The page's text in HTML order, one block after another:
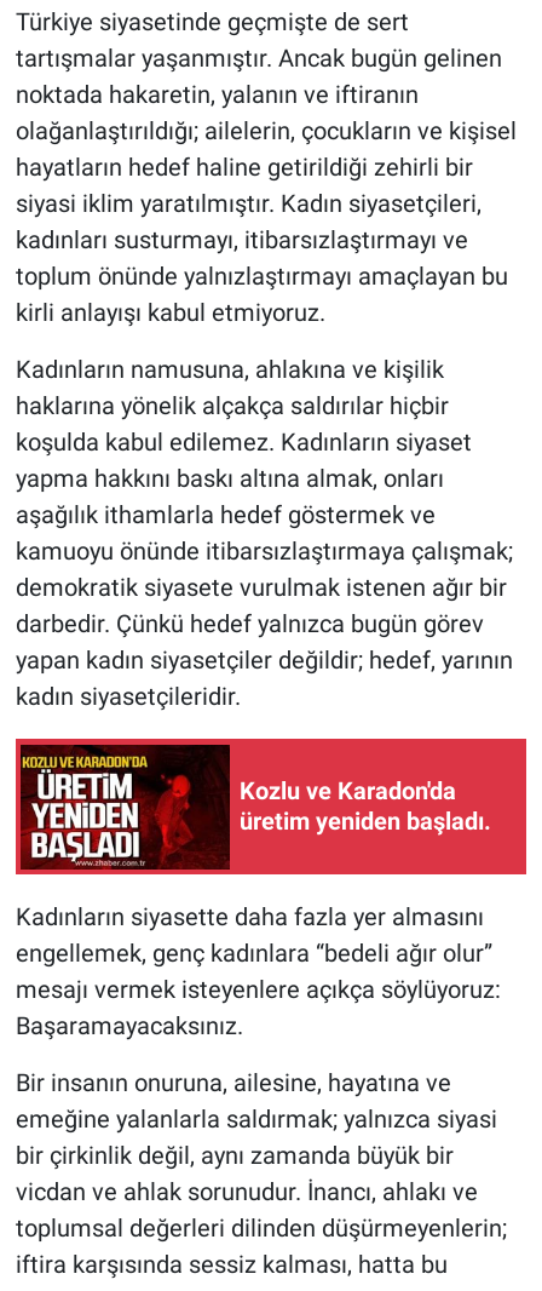
Türkiye siyasetinde geçmişte de sert
tartışmalar yaşanmıştır. Ancak bugün gelinen
noktada hakaretin, yalanın ve iftiranın
olağanlaştırıldığı; ailelerin, çocukların ve kişisel
hayatların hedef haline getirildiği zehirli bir
siyasi iklim yaratılmıştır. Kadın siyasetçileri,
kadınları susturmayı, itibarsızlaştırmayı ve
toplum önünde yalnızlaştırmayı amaçlayan bu
kirli anlayışı kabul etmiyoruz.
Kadınların namusuna, ahlakına ve kişilik
haklarına yönelik alçakça saldırılar hiçbir
koşulda kabul edilemez. Kadınların siyaset
yapma hakkını baskı altına almak, onları
aşağılık ithamlarla hedef göstermek ve
kamuoyu önünde itibarsızlaştırmaya çalışmak;
demokratik siyasete vurulmak istenen ağır bir
darbedir. Çünkü hedef yalnızca bugün görev
yapan kadın siyasetçiler değildir; hedef, yarının
kadın siyasetçileridir.
Kozlu ve Karadon'da
üretim yeniden başladı.
Kadınların siyasette daha fazla yer almasını
engellemek, genç kadınlara “bedeli ağır olur”
mesajı vermek isteyenlere açıkça söylüyoruz:
Başaramayacaksınız.
Bir insanın onuruna, ailesine, hayatına ve
emeğine yalanlarla saldırmak; yalnızca siyasi
bir çirkinlik değil, aynı zamanda büyük bir
vicdan ve ahlak sorunudur. İnancı, ahlakı ve
toplumsal değerleri dilinden düşürmeyenlerin;
iftira karşısında sessiz kalması, hatta bu